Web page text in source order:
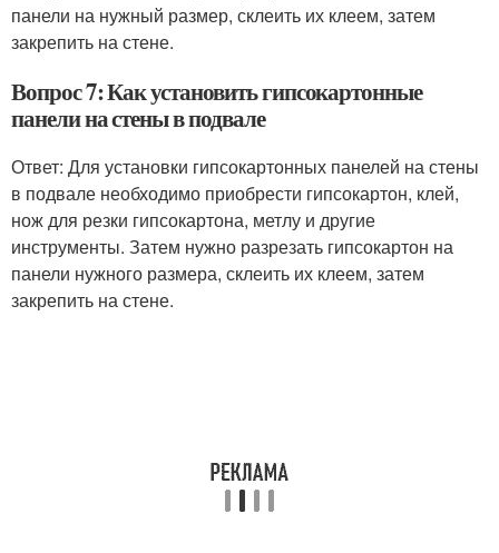
панели на нужный размер, склеить их клеем, затем
закрепить на стене.
Вопрос 7: Как установить гипсокартонные
панели на стены в подвале
Ответ: Для установки гипсокартонных панелей на стены
в подвале необходимо приобрести гипсокартон, клей,
нож для резки гипсокартона, метлу и другие
инструменты. Затем нужно разрезать гипсокартон на
панели нужного размера, склеить их клеем, затем
закрепить на стене.